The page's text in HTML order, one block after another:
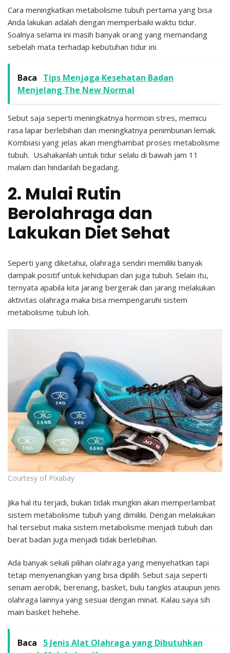
Cara meningkatkan metabolisme tubuh pertama yang bisa
Anda lakukan adalah dengan memperbaiki waktu tidur.
Soalnya selama ini masih banyak orang yang memandang
sebelah mata terhadap kebutuhan tidur ini.
Baca
Tips Menjaga Kesehatan Badan
Menjelang The New Normal
Sebut saja seperti meningkatnya hormoin stres, memicu
rasa lapar berlebihan dan meningkatnya penimbunan lemak.
Kombiasi yang jelas akan menghambat proses metabolisme
tubuh. Usahakanlah untuk tidur selalu di bawah jam 11
malam dan hindarilah begadang.
2. Mulai Rutin
Berolahraga dan
Lakukan Diet Sehat
Seperti yang diketahui, olahraga sendiri memiliki banyak
dampak positif untuk kehidupan dan juga tubuh. Selain itu,
ternyata apabila kita jarang bergerak dan jarang melakukan
aktivitas olahraga maka bisa mempengaruhi sistem
metabolisme tubuh loh.
Courtesy of Pixabay
Jika hal itu terjadi, bukan tidak mungkin akan memperlambat
sistem metabolisme tubuh yang dimiliki. Dengan melakukan
hal tersebut maka sistem metabolisme menjadi tubuh dan
berat badan juga menjadi tidak berlebihan.
Ada banyak sekali pilihan olahraga yang menyehatkan tapi
tetap menyenangkan yang bisa dipilih. Sebut saja seperti
senam aerobik, berenang, basket, bulu tangkis ataupun jenis
olahraga lainnya yang sesuai dengan minat. Kalau saya sih
main basket hehehe.
Baca
5 Jenis Alat Olahraga yang Dibutuhkan